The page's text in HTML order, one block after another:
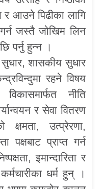
र आउने पिढीका लागि
जस्तै जोखिम लिन
पर्नु हुन्न ।
शासकीय सुधार
रहने विषय
नीति
र सेवा वितरण
उत्प्रेरणा,
पक्षबाट प्राप्त गर्न
इमान्दारिता र
धर्म हुन् ।